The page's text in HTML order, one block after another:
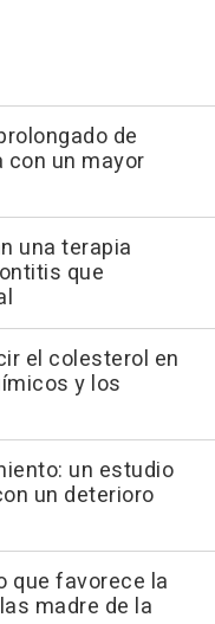
de
un mayor
una terapia
que
el colesterol en
y los
un estudio
un deterioro
que favorece la
madre de la